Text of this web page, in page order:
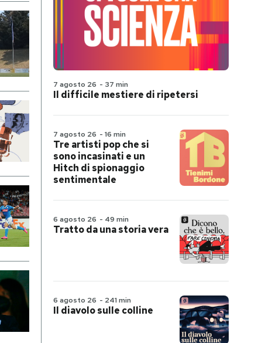
7 agosto 26 - 37 min
Il difficile mestiere di ripetersi
7 agosto 26 - 16 min
Tre artisti pop che si
sono incasinati e un
Hitch di spionaggio
sentimentale
6 agosto 26 - 49 min
Tratto da una storia vera
6 agosto 26 - 241 min
Il diavolo sulle colline